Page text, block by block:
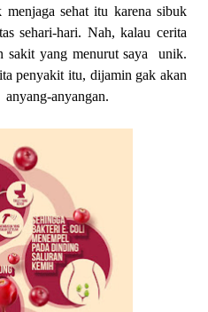
sehat itu karena sibuk
sehari-hari. Nah, kalau cerita
sakit yang menurut saya unik.
penyakit itu, dijamin gak akan
anyangan.